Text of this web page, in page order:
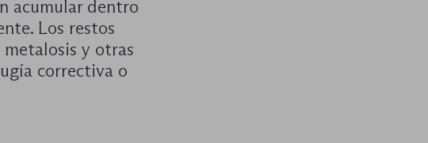
acumular dentro
Los restos
y otras
correctiva o